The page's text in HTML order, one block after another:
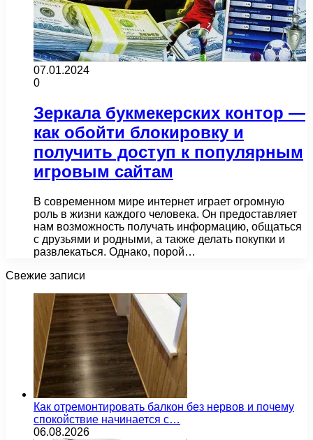
07.01.2024
0
Зеркала букмекерских контор —
как обойти блокировку и
получить доступ к популярным
игровым сайтам
В современном мире интернет играет огромную
роль в жизни каждого человека. Он предоставляет
нам возможность получать информацию, общаться
с друзьями и родными, а также делать покупки и
развлекаться. Однако, порой…
Свежие записи
Как отремонтировать балкон без нервов и почему
спокойствие начинается с…
06.08.2026